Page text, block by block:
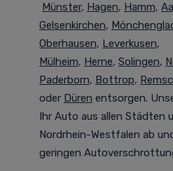
Münster, Hagen, Hamm,
Gelsenkirchen,
Oberhausen, Leverkusen,
Mülheim, Herne, Solingen,
Paderborn, Bottrop,
oder Düren entsorgen.
Ihr Auto aus allen Städten
Nordrhein-Westfalen ab
geringen